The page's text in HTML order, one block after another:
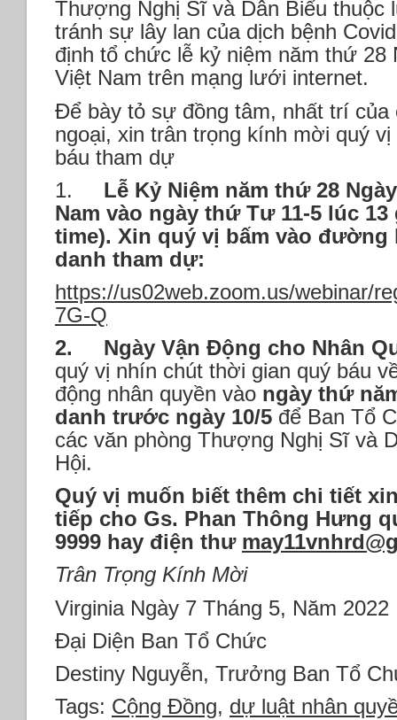
Thượng Nghị Sĩ và Dân Biểu thuộc
tránh sự lây lan của dịch bệnh
định tổ chức lễ kỷ niệm năm thứ 28
Việt Nam trên mạng lưới internet.
Để bày tỏ sự đồng tâm, nhất trí
ngoại, xin trân trọng kính mời quý
báu tham dự
1. Lễ Kỷ Niệm năm thứ 28
Nam vào ngày thứ Tư 11-5 lúc
time). Xin quý vị bấm vào
danh tham dự:
https://us02web.zoom.us/webinar/
7G-Q
2.
Ngày Vận Động cho Nhân
quý vị nhín chút thời gian quý báu
động nhân quyền vào ngày thứ
danh trước ngày 10/5 để Ban Tổ
các văn phòng Thượng Nghị Sĩ và
Hội.
Quý vị muốn biết thêm chi tiết
tiếp cho Gs. Phan Thông Hưng
9999 hay điện thư
Trân Trọng Kính Mời
Virginia Ngày 7 Tháng 5, Năm 2022
Đại Diện Ban Tổ Chức
Destiny Nguyễn, Trưởng Ban Tổ
Tags: Cộng Đồng, dự luật nhân